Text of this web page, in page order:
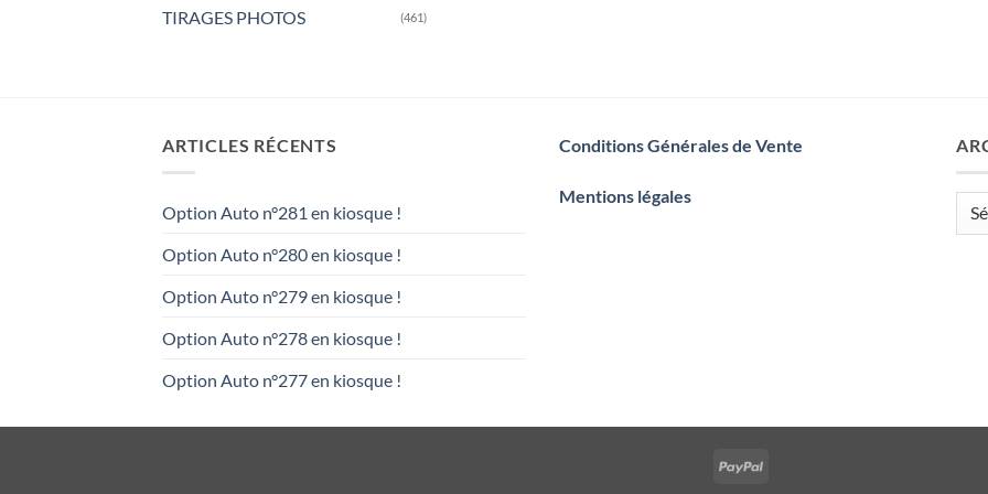
TIRAGES PHOTOS (461)
ARTICLES RÉCENTS
Option Auto n°281 en kiosque !
Option Auto n°280 en kiosque !
Option Auto n°279 en kiosque !
Option Auto n°278 en kiosque !
Option Auto n°277 en kiosque !
Conditions Générales de Vente
Mentions légales
PayPal